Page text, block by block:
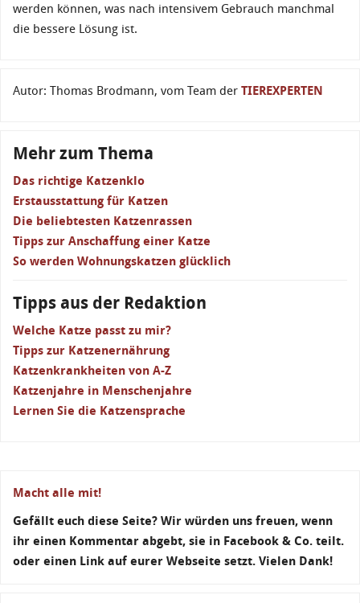
werden können, was nach intensivem Gebrauch manchmal
die bessere Lösung ist.
Autor: Thomas Brodmann, vom Team der TIEREXPERTEN
Mehr zum Thema
Das richtige Katzenklo
Erstausstattung für Katzen
Die beliebtesten Katzenrassen
Tipps zur Anschaffung einer Katze
So werden Wohnungskatzen glücklich
Tipps aus der Redaktion
Welche Katze passt zu mir?
Tipps zur Katzenernährung
Katzenkrankheiten von A-Z
Katzenjahre in Menschenjahre
Lernen Sie die Katzensprache
Macht alle mit!
Gefällt euch diese Seite? Wir würden uns freuen, wenn
ihr einen Kommentar abgebt, sie in Facebook & Co. teilt.
oder einen Link auf eurer Webseite setzt. Vielen Dank!